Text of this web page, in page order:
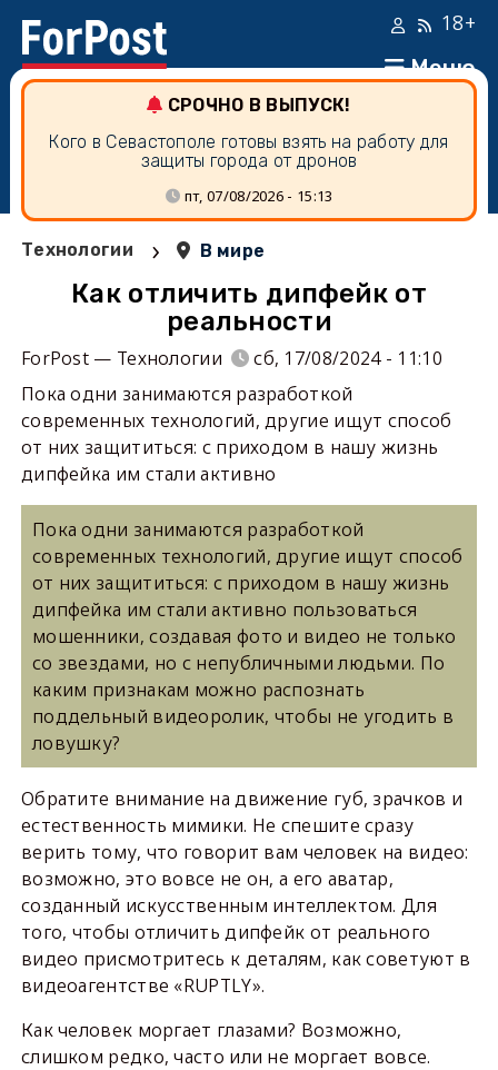
Меню
18+
СРОЧНО В ВЫПУСК!
Кого в Севастополе готовы взять на работу для
защиты города от дронов
пт, 07/08/2026 - 15:13
Технологии › В мире
Как отличить дипфейк от
реальности
ForPost — Технологии
сб, 17/08/2024 - 11:10
Пока одни занимаются разработкой
современных технологий, другие ищут способ
от них защититься: с приходом в нашу жизнь
дипфейка им стали активно
Пока одни занимаются разработкой
современных технологий, другие ищут способ
от них защититься: с приходом в нашу жизнь
дипфейка им стали активно пользоваться
мошенники, создавая фото и видео не только
со звездами, но с непубличными людьми. По
каким признакам можно распознать
поддельный видеоролик, чтобы не угодить в
ловушку?
Обратите внимание на движение губ, зрачков и
естественность мимики. Не спешите сразу
верить тому, что говорит вам человек на видео:
возможно, это вовсе не он, а его аватар,
созданный искусственным интеллектом. Для
того, чтобы отличить дипфейк от реального
видео присмотритесь к деталям, как советуют в
видеоагентстве «RUPTLY».
Как человек моргает глазами? Возможно,
слишком редко, часто или не моргает вовсе.